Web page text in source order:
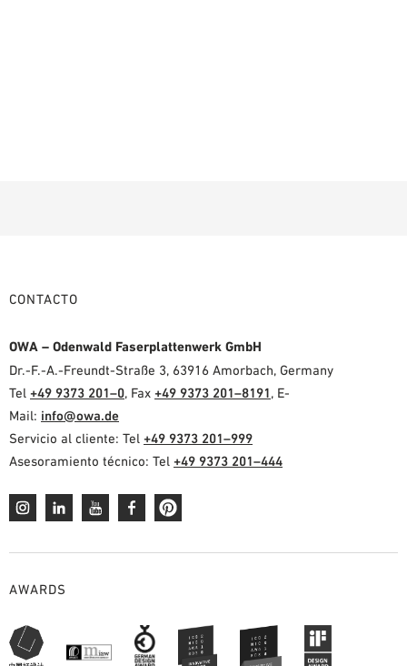
CONTACTO
OWA – Odenwald Faserplattenwerk GmbH
Dr.-F.-A.-Freundt-Straße 3, 63916 Amorbach, Germany
Tel +49 9373 201–0, Fax +49 9373 201–8191, E-
Mail: info@owa.de
Servicio al cliente: Tel +49 9373 201–999
Asesoramiento técnico: Tel +49 9373 201–444
AWARDS